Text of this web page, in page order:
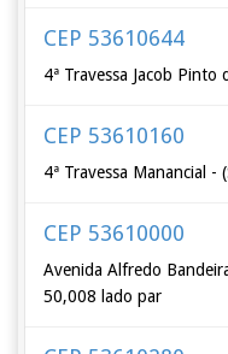
CEP 53610644
4ª Travessa Jacob Pinto
CEP 53610160
4ª Travessa Manancial -
CEP 53610000
Avenida Alfredo
50,008 lado par